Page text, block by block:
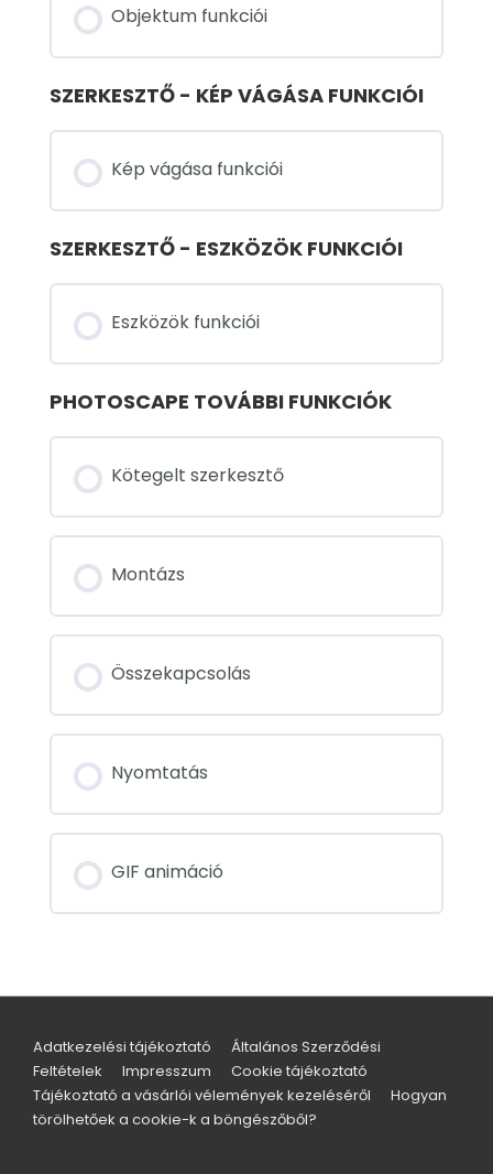
Objektum funkciói
SZERKESZTŐ - KÉP VÁGÁSA FUNKCIÓI
Kép vágása funkciói
SZERKESZTŐ - ESZKÖZÖK FUNKCIÓI
Eszközök funkciói
PHOTOSCAPE TOVÁBBI FUNKCIÓK
Kötegelt szerkesztő
Montázs
Összekapcsolás
Nyomtatás
GIF animáció
Adatkezelési tájékoztató
Általános Szerződési
Feltételek
Impresszum
Cookie tájékoztató
Tájékoztató a vásárlói vélemények kezeléséről
Hogyan
törölhetőek a cookie-k a böngészőből?